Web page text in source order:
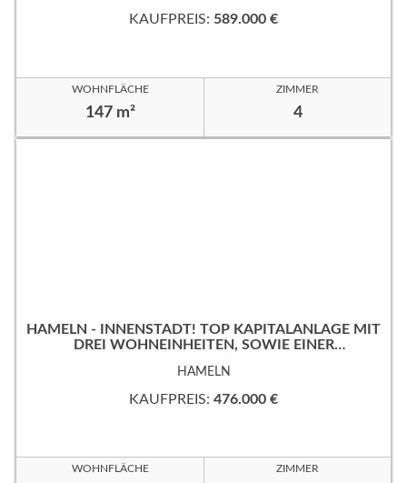
KAUFPREIS: 589.000 €
WOHNFLÄCHE
147 m²
ZIMMER
4
HAMELN - INNENSTADT! TOP KAPITALANLAGE MIT
DREI WOHNEINHEITEN, SOWIE EINER
HAMELN
KAUFPREIS: 476.000 €
WOHNFLÄCHE ZIMMER